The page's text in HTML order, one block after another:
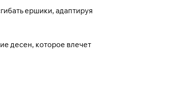
ершики, адаптируя
десен, которое влечет